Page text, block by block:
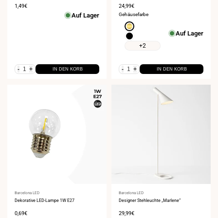
Verkaufspreis
1,49€
Auf Lager
- + IN DEN KORB
Verkaufspreis
24,99€
Gehäusefarbe
Gold
Schwarz
+2
Auf Lager
- + IN DEN KORB
Anbieter:
Barcelona LED
Dekorative LED-Lampe 1W E27
Verkaufspreis
0,69€
Anbieter:
Barcelona LED
Designer Stehleuchte „Marlene“
Verkaufspreis
29,99€